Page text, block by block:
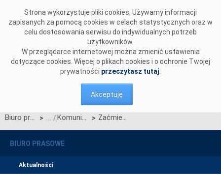
Strona wykorzystuje pliki cookies. Używamy informacji
zapisanych za pomocą cookies w celach statystycznych oraz w
celu dostosowania serwisu do indywidualnych potrzeb
użytkowników.
W przeglądarce internetowej można zmienić ustawienia
dotyczące cookies. Więcej o plikach cookies i o ochronie Twojej
prywatności przeczytasz tutaj
Akceptuję
Biuro prasowe > Komunikaty OSP > Zaćmienie Słońca 29 marca 2025 r.
BIURO PRASOWE
Aktualności